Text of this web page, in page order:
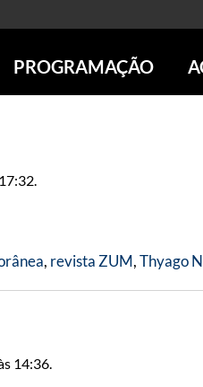
PROGRAMAÇÃO
POÇOS DE CALDAS
EM CARTAZ
VISITAS MEDIADAS
, revista ZUM,Thyago
14:36.